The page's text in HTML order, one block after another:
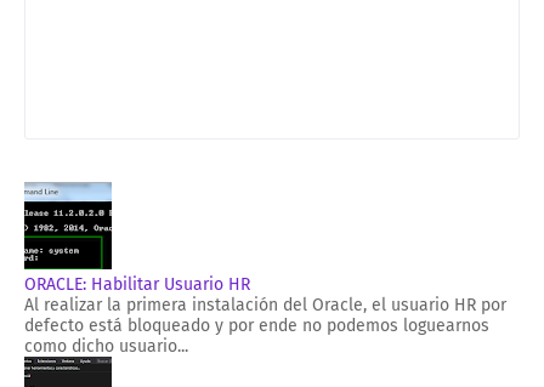
ORACLE: Habilitar Usuario HR
Al realizar la primera instalación del Oracle, el usuario HR por
defecto está bloqueado y por ende no podemos loguearnos
como dicho usuario...